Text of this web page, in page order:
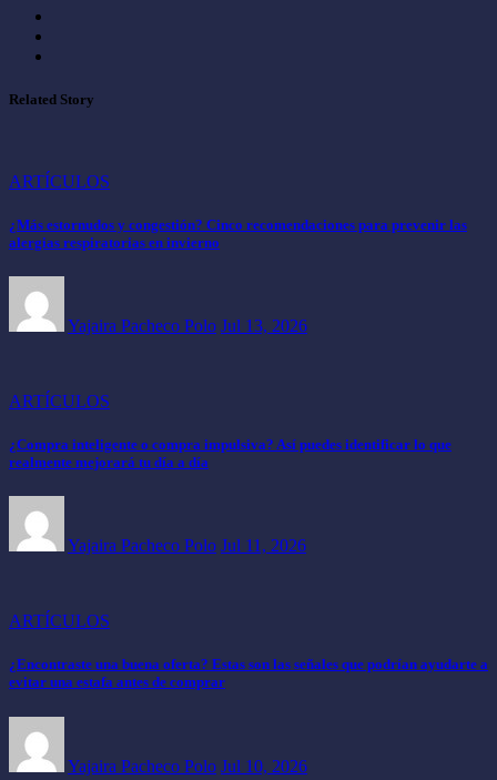
Related Story
ARTÍCULOS
¿Más estornudos y congestión? Cinco recomendaciones para prevenir las
alergias respiratorias en invierno
Yajaira Pacheco Polo Jul 13, 2026
ARTÍCULOS
¿Compra inteligente o compra impulsiva? Así puedes identificar lo que
realmente mejorará tu día a día
Yajaira Pacheco Polo Jul 11, 2026
ARTÍCULOS
¿Encontraste una buena oferta? Estas son las señales que podrían ayudarte a
evitar una estafa antes de comprar
Yajaira Pacheco Polo Jul 10, 2026